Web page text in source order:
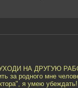
НА ДРУГУЮ
родного мне
я умею